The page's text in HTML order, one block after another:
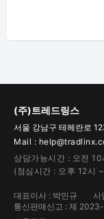
(주)트레드링스
서울 강남구 테헤란로
Mail :
상담가능시간 : 오전
(점심시간 : 오후 12시
대표이사 : 박민규
사
통신판매신고 : 제